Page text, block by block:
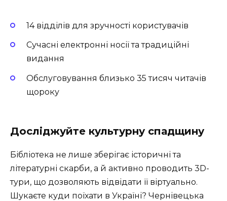
14 відділів для зручності користувачів
Сучасні електронні носії та традиційні
видання
Обслуговування близько 35 тисяч читачів
щороку
Досліджуйте культурну спадщину
Бібліотека не лише зберігає історичні та
літературні скарби, а й активно проводить 3D-
тури, що дозволяють відвідати її віртуально.
Шукаєте куди поїхати в Україні? Чернівецька